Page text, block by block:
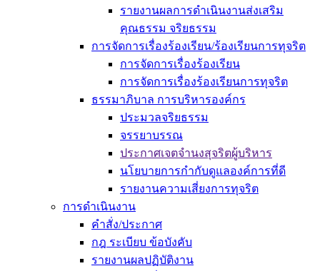
รายงานผลการดำเนินงานส่งเสริม
คุณธรรม จริยธรรม
การจัดการเรื่องร้องเรียน/ร้องเรียนการทุจริต
การจัดการเรื่องร้องเรียน
การจัดการเรื่องร้องเรียนการทุจริต
ธรรมาภิบาล การบริหารองค์กร
ประมวลจริยธรรม
จรรยาบรรณ
ประกาศเจตจำนงสุจริตผู้บริหาร
นโยบายการกำกับดูแลองค์การที่ดี
รายงานความเสี่ยงการทุจริต
การดำเนินงาน
คำสั่ง/ประกาศ
กฎ ระเบียบ ข้อบังคับ
รายงานผลปฏิบัติงาน